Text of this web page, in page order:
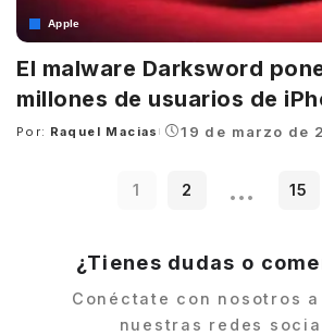
Apple
El malware Darksword
millones de usuarios de
Posted
Por: Raquel Macias 19 de marzo de
1 2 … 15
¿Tienes dudas o
Conéctate con nosotros
nuestras redes